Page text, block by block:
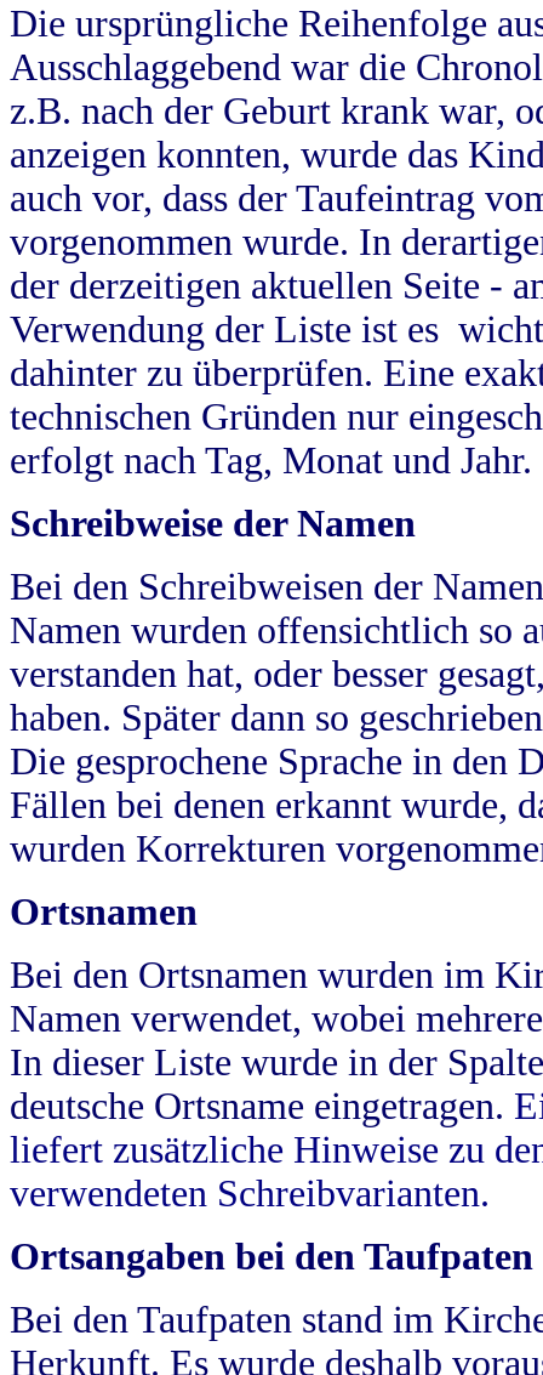
Die ursprüngliche Reihenfolge
Ausschlaggebend war die
z.B. nach der Geburt krank war,
anzeigen konnten, wurde das
auch vor, dass der Taufeintrag
vorgenommen wurde. In
der derzeitigen aktuellen Seite -
Verwendung der Liste ist es
dahinter zu überprüfen. Eine
technischen Gründen nur
erfolgt nach Tag, Monat und Jahr.
Schreibweise der Namen
Bei den Schreibweisen der
Namen wurden offensichtlich so
verstanden hat, oder besser
haben. Später dann so
Die gesprochene Sprache in
Fällen bei denen erkannt wurde,
wurden Korrekturen
Ortsnamen
Bei den Ortsnamen wurden im
Namen verwendet, wobei
In dieser Liste wurde in der
deutsche Ortsname eingetragen.
liefert zusätzliche Hinweise zu
verwendeten Schreibvarianten.
Ortsangaben bei den Taufpaten
Bei den Taufpaten stand im
Herkunft. Es wurde deshalb